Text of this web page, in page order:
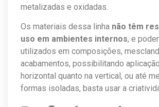
metalizadas e oxidadas.
Os materiais dessa linha não têm
uso em ambientes internos, e
utilizados em composições,
acabamentos, possibilitando
horizontal quanto na vertical, ou até
formas isoladas, basta usar a